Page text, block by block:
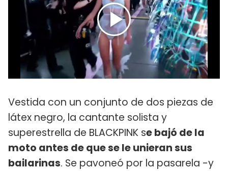
Vestida con un conjunto de dos piezas de
látex negro, la cantante solista y
superestrella de BLACKPINK se bajó de la
moto antes de que se le unieran sus
bailarinas. Se pavoneó por la pasarela -y